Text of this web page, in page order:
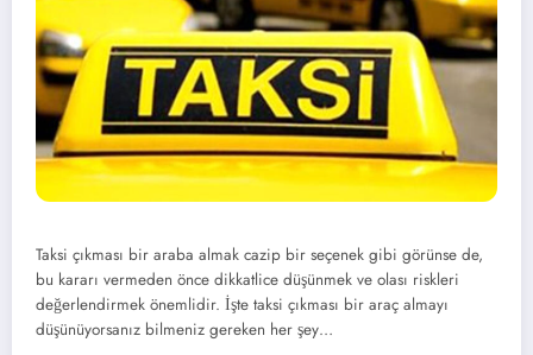
Taksi çıkması bir araba almak cazip bir seçenek gibi görünse de,
bu kararı vermeden önce dikkatlice düşünmek ve olası riskleri
değerlendirmek önemlidir. İşte taksi çıkması bir araç almayı
düşünüyorsanız bilmeniz gereken her şey…